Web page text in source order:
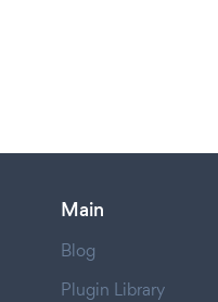
Main
Blog
Plugin Library